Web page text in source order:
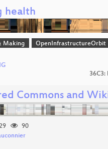
health
Making OpenInfrastructureOrbit
36C3:
Commons and
90